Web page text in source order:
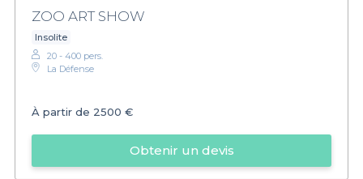
ZOO ART SHOW
Insolite
20 - 400 pers.
La Défense
À partir de 2500 €
Obtenir un devis